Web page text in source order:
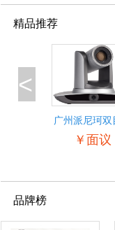
精品推荐
<
广州派尼珂双
像机
￥面议
品牌榜